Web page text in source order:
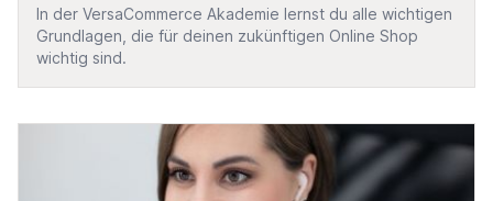
In der VersaCommerce Akademie lernst du alle wichtigen
Grundlagen, die für deinen zukünftigen Online Shop
wichtig sind.